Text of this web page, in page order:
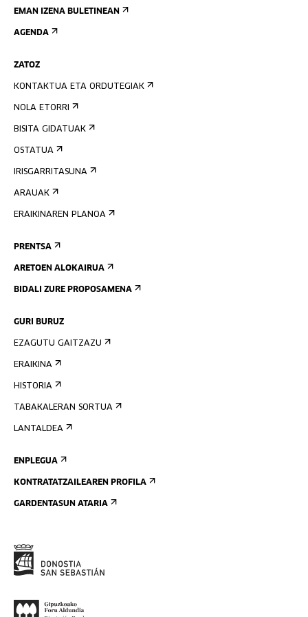
EMAN IZENA BULETINEAN
AGENDA
ZATOZ
KONTAKTUA ETA ORDUTEGIAK
NOLA ETORRI
BISITA GIDATUAK
OSTATUA
IRISGARRITASUNA
ARAUAK
ERAIKINAREN PLANOA
PRENTSA
ARETOEN ALOKAIRUA
BIDALI ZURE PROPOSAMENA
GURI BURUZ
EZAGUTU GAITZAZU
ERAIKINA
HISTORIA
TABAKALERAN SORTUA
LANTALDEA
ENPLEGUA
KONTRATATZAILEAREN PROFILA
GARDENTASUN ATARIA